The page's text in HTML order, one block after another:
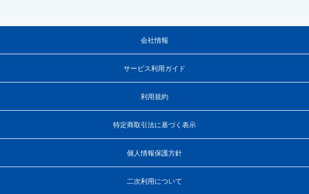
会社情報
サービス利用ガイド
利用規約
特定商取引法に基づく表示
個人情報保護方針
二次利用について